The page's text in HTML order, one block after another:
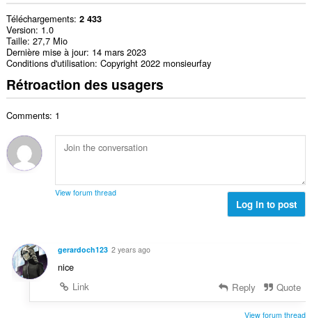
Téléchargements 2 433
Version 1.0
Taille 27,7 Mio
Dernière mise à jour 14 mars 2023
Conditions d'utilisation Copyright 2022 monsieurfay
Rétroaction des usagers
Comments: 1
View forum thread
Log in to post
gerardoch123 2 years ago
nice
Link
Reply Quote
View forum thread